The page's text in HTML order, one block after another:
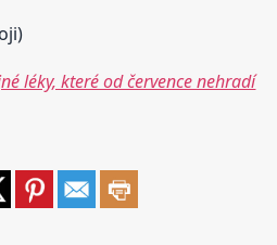
léky, které od července nehradí